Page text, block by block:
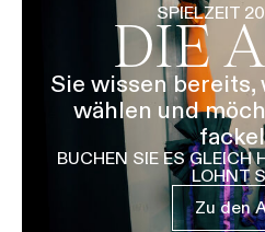
SPIELZEIT
DIE
Sie wissen bereits,
wählen und
BUCHEN SIE ES GLEICH
LOHNT
Zu den